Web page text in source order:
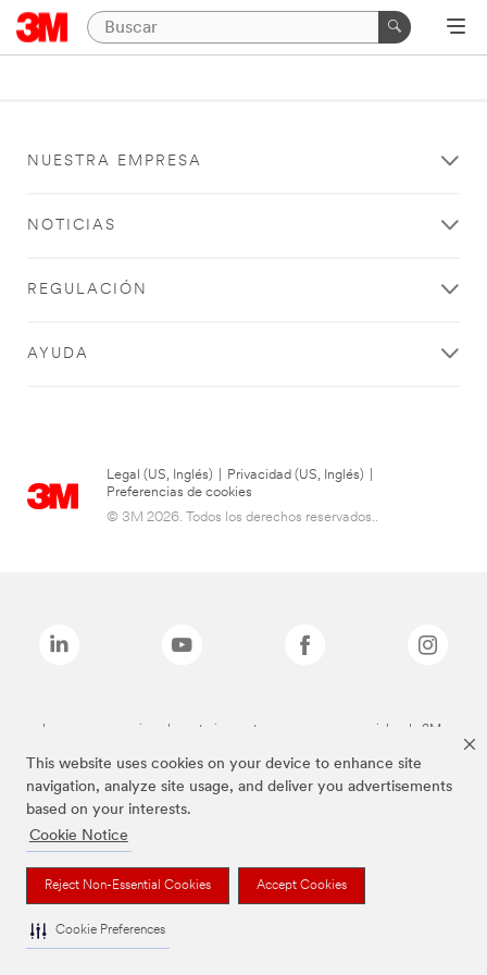
This website uses cookies on your device to enhance site
navigation, analyze site usage, and deliver you advertisements
based on your interests.
Cookie Notice
Reject Non-Essential Cookies Accept Cookies
Cookie Preferences
NUESTRA EMPRESA
NOTICIAS
REGULACIÓN
AYUDA
Legal (US, Inglés) Privacidad (US, Inglés)
Preferencias de cookies
© 3M 2026. Todos los derechos reservados..
Las marcas mencionadas anteriormente son marcas comerciales de 3M.